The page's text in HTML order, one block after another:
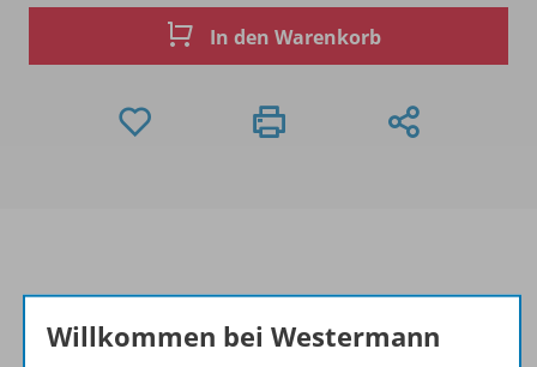
In den Warenkorb
Produktinformationen
Willkommen bei Westermann